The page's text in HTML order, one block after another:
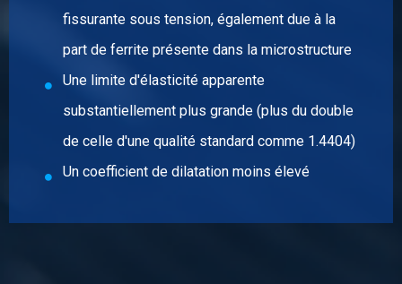
fissurante sous tension, également due à la
part de ferrite présente dans la microstructure
Une limite d'élasticité apparente
substantiellement plus grande (plus du double
de celle d'une qualité standard comme 1.4404)
Un coefficient de dilatation moins élevé